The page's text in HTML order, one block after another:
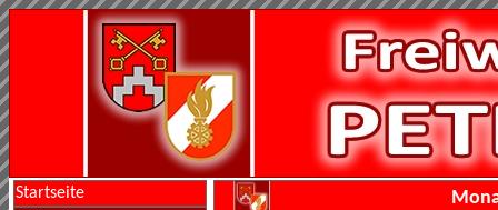
Startseite